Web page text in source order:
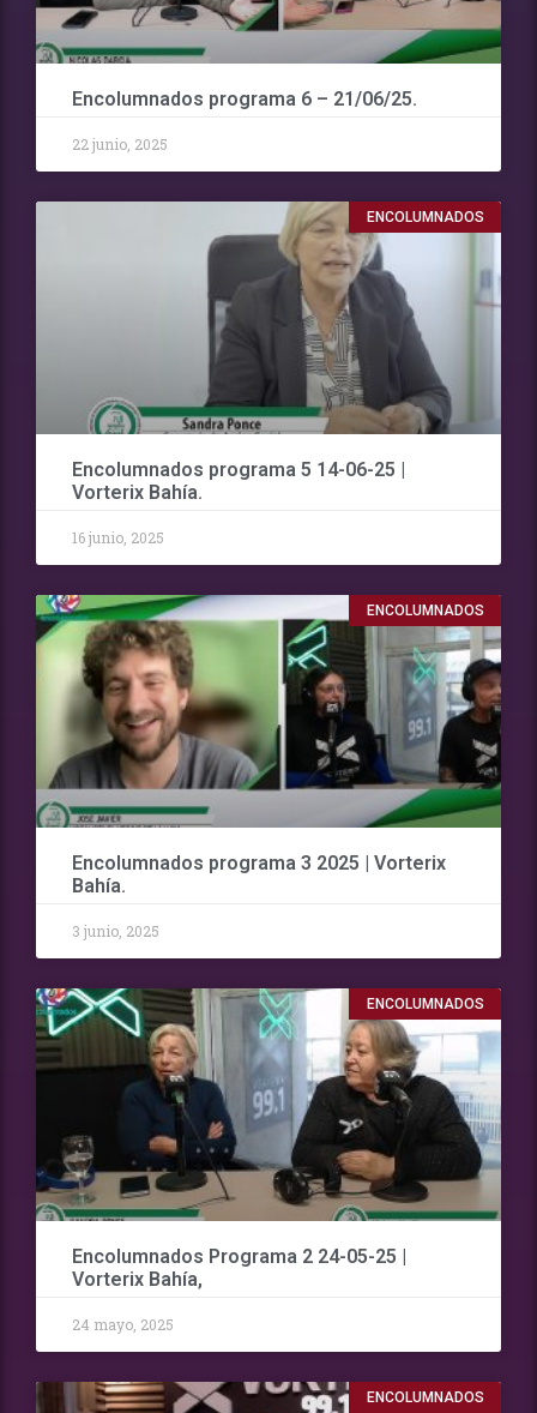
Encolumnados programa 6 – 21/06/25.
22 junio, 2025
ENCOLUMNADOS
Encolumnados programa 5 14-06-25 |
Vorterix Bahía.
16 junio, 2025
ENCOLUMNADOS
Encolumnados programa 3 2025 | Vorterix
Bahía.
3 junio, 2025
ENCOLUMNADOS
Encolumnados Programa 2 24-05-25 |
Vorterix Bahía,
24 mayo, 2025
ENCOLUMNADOS